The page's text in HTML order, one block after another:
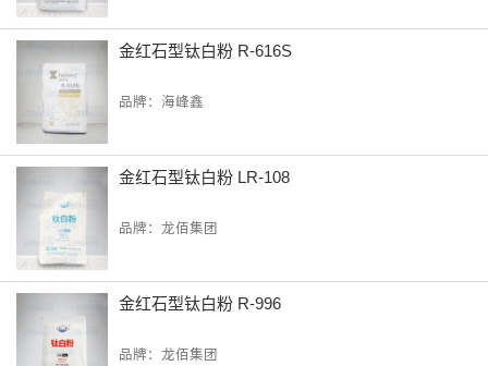
金红石型钛白粉 R-616S
品牌：海峰鑫
金红石型钛白粉 LR-108
品牌：龙佰集团
金红石型钛白粉 R-996
品牌：龙佰集团